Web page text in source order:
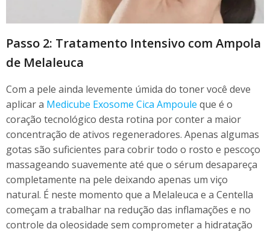
Passo 2: Tratamento Intensivo com Ampola
de Melaleuca
Com a pele ainda levemente úmida do toner você deve
aplicar a Medicube Exosome Cica Ampoule que é o
coração tecnológico desta rotina por conter a maior
concentração de ativos regeneradores. Apenas algumas
gotas são suficientes para cobrir todo o rosto e pescoço
massageando suavemente até que o sérum desapareça
completamente na pele deixando apenas um viço
natural. É neste momento que a Melaleuca e a Centella
começam a trabalhar na redução das inflamações e no
controle da oleosidade sem comprometer a hidratação